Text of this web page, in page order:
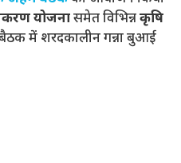
योजनासमेत विभिन्नकृषि
में शरदकालीन गन्ना बुआई